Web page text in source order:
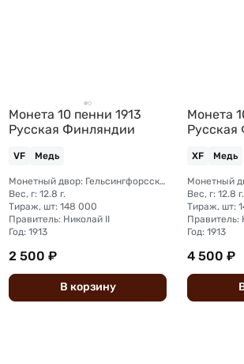
Монета 10 пенни 1913
Русская Финляндии
VF Медь
Монетный двор: Гельсингфорсский монетный двор (Финляндия)
Вес, г: 12.8 г.
Тираж, шт: 148 000
Правитель: Николай II
Год: 1913
2 500 ₽
В корзину
Монета
XF Медь
Вес, г: 12.8 г.
Тираж, шт:
Правитель:
Год: 1913
4 500 ₽